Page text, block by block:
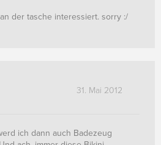
der tasche interessiert. sorry :/
31. Mai 2012
ich dann auch Badezeug